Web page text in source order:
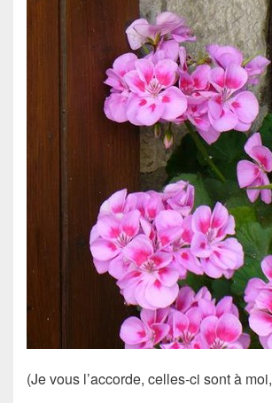
(Je vous l’accorde, celles-ci sont à moi,